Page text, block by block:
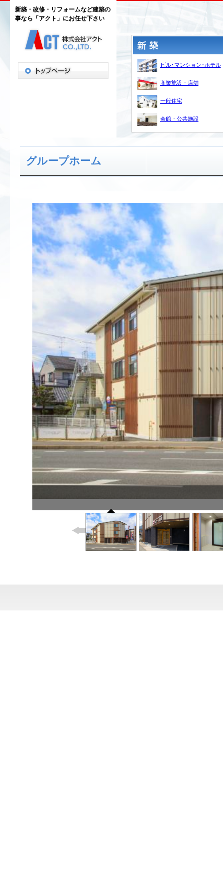
新築・改修・リフォームなど建築の
事なら「アクト」にお任せ下さい
ビル･マンション･ホテル
商業施設・店舗
一般住宅
会館・公共施設
グループホーム